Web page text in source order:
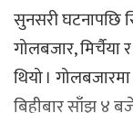
सुनसरी घटनापछि
गोलबजार, मिर्चैया
थियो ।
बिहीबार साँझ ४